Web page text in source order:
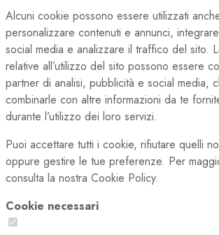
Alcuni cookie possono essere utilizzati
personalizzare contenuti e annunci,
social media e analizzare il traffico del sito.
relative all’utilizzo del sito possono essere
partner di analisi, pubblicità e social media,
combinarle con altre informazioni da te
durante l’utilizzo dei loro servizi.
Puoi accettare tutti i cookie, rifiutare quelli
oppure gestire le tue preferenze. Per
consulta la nostra Cookie Policy.
Cookie necessari